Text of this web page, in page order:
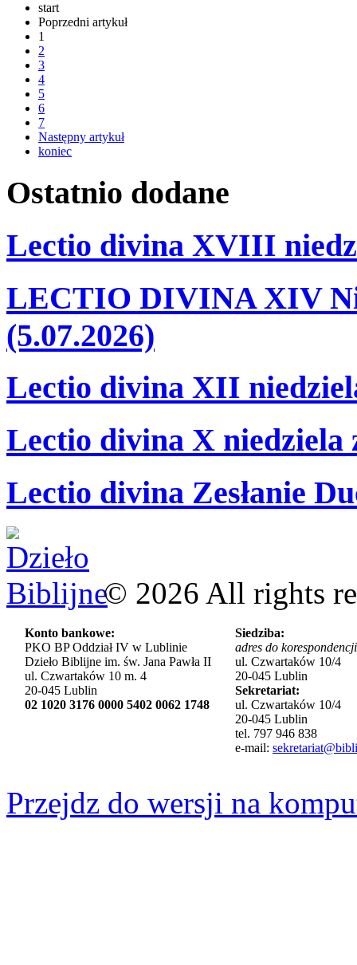
start
Poprzedni artykuł
1
2
3
4
5
6
7
Następny artykuł
koniec
Ostatnio dodane
Lectio divina XVIII
LECTIO DIVINA XIV
(5.07.2026)
Lectio divina XII
Lectio divina X niedziela
Lectio divina Zesłanie
© 2026 All rights
Konto bankowe:
PKO BP Oddział IV w Lublinie
Dzieło Biblijne im. św. Jana Pawła II
ul. Czwartaków 10 m. 4
20-045 Lublin
02 1020 3176 0000 5402 0062 1748
Siedziba:
adres do
ul. Czwartaków 10/4
20-045 Lublin
Sekretariat:
ul. Czwartaków 10/4
20-045 Lublin
tel. 797 946 838
e-mail:
Przejdz do wersji na